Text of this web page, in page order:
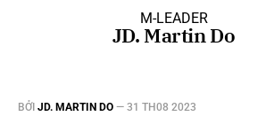
M-LEADER
JD. Martin Do
BỞI JD. MARTIN DO — 31 TH08 2023